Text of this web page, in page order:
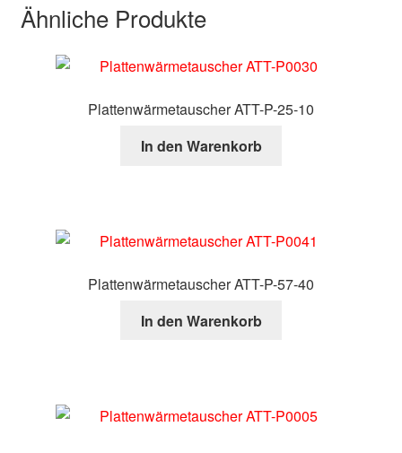
Ähnliche Produkte
Plattenwärmetauscher ATT-P-25-10
In den Warenkorb
Plattenwärmetauscher ATT-P-57-40
In den Warenkorb